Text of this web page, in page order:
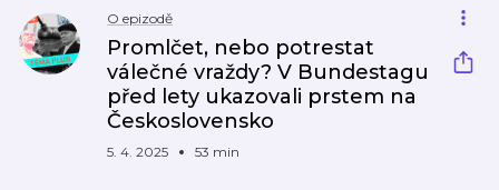
O epizodě
Promlčet, nebo potrestat
válečné vraždy? V Bundestagu
před lety ukazovali prstem na
Československo
5. 4. 2025 53 min